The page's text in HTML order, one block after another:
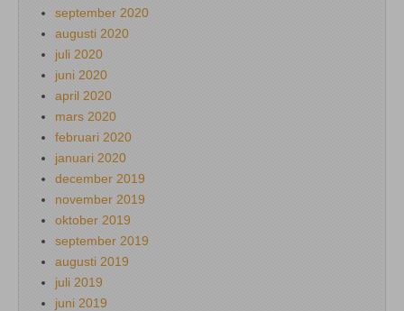
september 2020
augusti 2020
juli 2020
juni 2020
april 2020
mars 2020
februari 2020
januari 2020
december 2019
november 2019
oktober 2019
september 2019
augusti 2019
juli 2019
juni 2019